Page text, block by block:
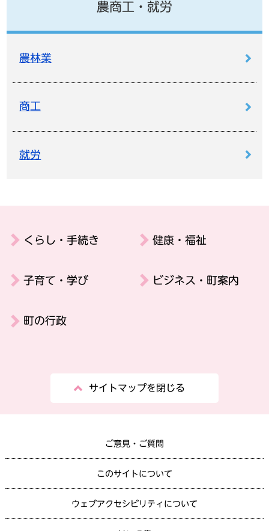
農商工・就労
農林業
商工
就労
くらし・手続き 健康・福祉
子育て・学び ビジネス・町案内
町の行政
サイトマップを閉じる
ご意見・ご質問
このサイトについて
ウェブアクセシビリティについて